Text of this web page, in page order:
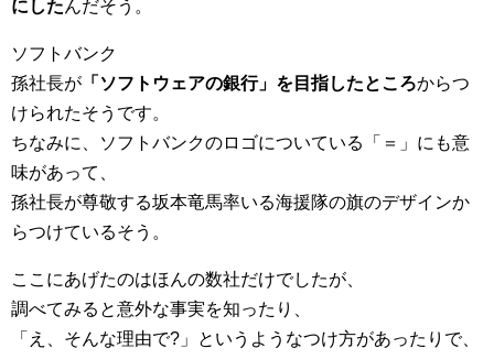
にしたんだそう。
ソフトバンク
孫社長が 「ソフトウェアの銀行」を目指したところからつ
けられたそうです。
ちなみに、ソフトバンクのロゴについている「＝」にも意
味があって、
孫社長が尊敬する坂本竜馬率いる海援隊の旗のデザインか
らつけているそう。
ここにあげたのはほんの数社だけでしたが、
調べてみると意外な事実を知ったり、
「え、そんな理由で?」というようなつけ方があったりで、